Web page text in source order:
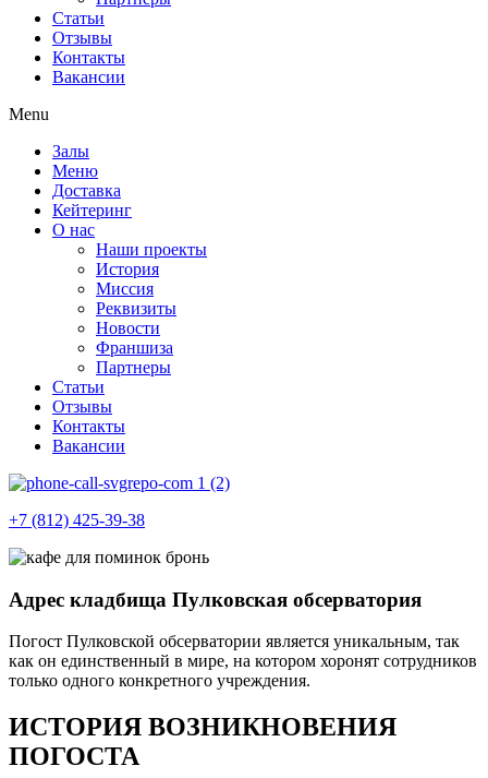
Статьи
Отзывы
Контакты
Вакансии
Menu
Залы
Меню
Доставка
Кейтеринг
О нас
Наши проекты
История
Миссия
Реквизиты
Новости
Франшиза
Партнеры
Статьи
Отзывы
Контакты
Вакансии
+7 (812) 425-39-38
Адрес кладбища Пулковская обсерватория
Погост Пулковской обсерватории является уникальным, так
как он единственный в мире, на котором хоронят сотрудников
только одного конкретного учреждения.
ИСТОРИЯ ВОЗНИКНОВЕНИЯ
ПОГОСТА